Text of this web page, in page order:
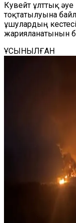
Кувейт ұлттық
тоқтатылуына
ұшулардың
жарияланатынын
ҰСЫНЫЛҒАН